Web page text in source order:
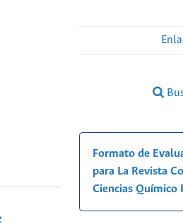
Formato de
para La Revista
Ciencias Químico